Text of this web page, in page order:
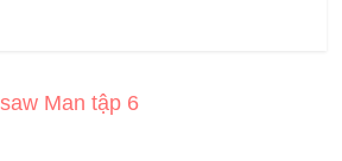
Man tập 6